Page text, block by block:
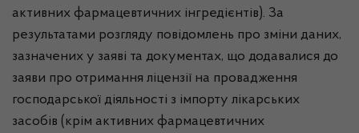
активних фармацевтичних інгредієнтів). За
результатами розгляду повідомлень про зміни даних,
зазначених у заяві та документах, що додавалися до
заяви про отримання ліцензії на провадження
господарської діяльності з імпорту лікарських
засобів (крім активних фармацевтичних